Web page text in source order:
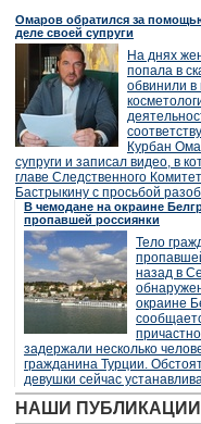
Омаров обратился за
деле своей супруги
На днях
попала в
обвинили в
Курбан
супруги и записал видео, в
главе Следственного
Бастрыкину с просьбой
В чемодане на окраине
пропавшей россиянки
Тело
назад в
окраине
задержали несколько
гражданина Турции.
девушки сейчас
НАШИ ПУБЛИКАЦИИ